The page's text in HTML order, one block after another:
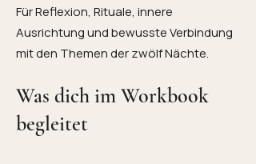
Für Reflexion, Rituale, innere
Ausrichtung und bewusste Verbindung
mit den Themen der zwölf Nächte.
Was dich im Workbook
begleitet